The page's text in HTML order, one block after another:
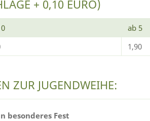
+ 0,10 EURO)
ab 5
1,90
ZUR JUGENDWEIHE:
besonderes Fest